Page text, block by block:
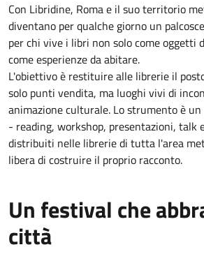
Con Libridine, Roma e il suo territorio
diventano per qualche giorno un
per chi vive i libri non solo come oggetti
come esperienze da abitare.
L'obiettivo è restituire alle librerie il
solo punti vendita, ma luoghi vivi di
animazione culturale. Lo strumento è
- reading, workshop, presentazioni, talk
distribuiti nelle librerie di tutta l'area
libera di costruire il proprio racconto.
Un festival che
città